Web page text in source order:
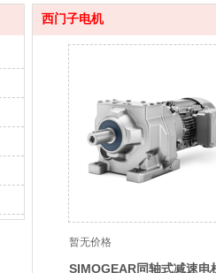
西门子电机
暂无价格
SIMOGEAR同轴式减速电